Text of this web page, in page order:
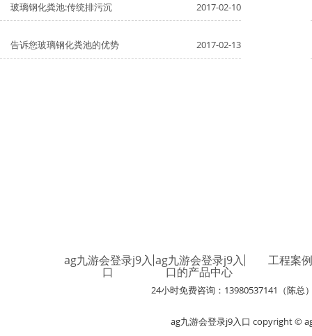
玻璃钢化粪池:传统排污沉 2017-02-10
告诉您玻璃钢化粪池的优势 2017-02-13
ag九游会登录j9入
口
ag九游会登录j9入
口的产品中心
工程案例
24小时免费咨询：13980537141（陈总
ag九游会登录j9入口 copyright ©